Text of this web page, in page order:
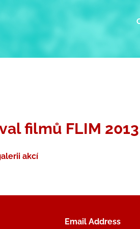
filmů FLIM
akcí
Email Address